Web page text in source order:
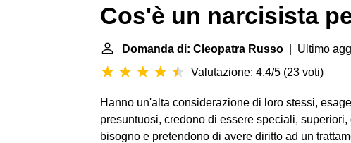
Cos'è un narcisista
Domanda di: Cleopatra Russo | Ultimo
Valutazione: 4.4/5 (23 voti)
Hanno un'alta considerazione di loro stessi,
presuntuosi, credono di essere speciali,
bisogno e pretendono di avere diritto ad un